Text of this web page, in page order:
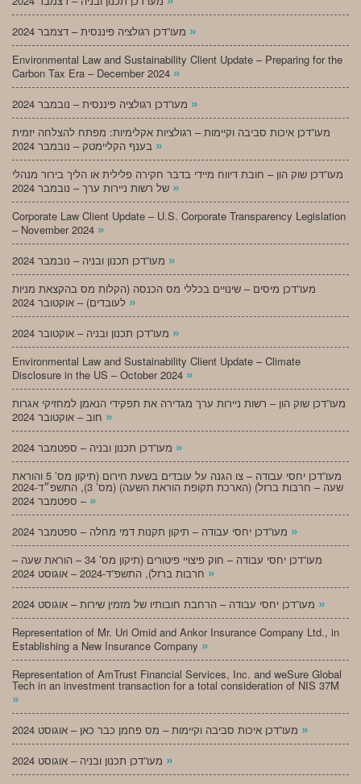
»
Environmental Law and Sustainability Client Update – Preparing for the
Carbon Tax Era – December 2024 »
»
מעו”דכן איכות סביבה וקיימות – רגולציות אקלימיות: מפתח להצלחה יזמית
»
מעו”דכן שוק הון – חובת דיווח מיידי בדבר חקירה פלילית או הליך בירור מנהלי
»
Corporate Law Client Update – U.S. Corporate Transparency Legislation
– November 2024 »
»
מעו”דכן מיסים – שינויים בכללי מס הכנסה (הקלות מס בהקצאת מניות
»
»
Environmental Law and Sustainability Client Update – Climate
Disclosure in the US – October 2024 »
מעו”דכן שוק הון – רשות ניירות ערך מגדירה את תפקידי הנאמן למחזיקי אגרות
»
»
מעו”דכן יחסי עבודה – צו הגנה על עובדים בשעת חירום (תיקון מס’ 5 והוראת
שעה – חרבות ברזל) (הארכת תקופת הוראת השעה) (מס’ 3), התשפ״ד-2024
– ספטמבר 2024 »
»
מעו”דכן יחסי עבודה – חוק פיצויי פיטורים (תיקון מס’ 34 – הוראת שעה –
»
»
Representation of Mr. Uri Omid and Ankor Insurance Company Ltd., in
Establishing a New Insurance Company »
Representation of AmTrust Financial Services, Inc. and weSure Global
Tech in an investment transaction for a total consideration of NIS 37M
»
»
»